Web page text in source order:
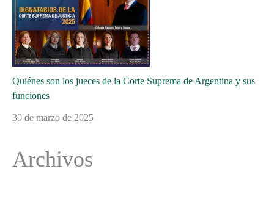
Quiénes son los jueces de la Corte Suprema de Argentina y sus
funciones
30 de marzo de 2025
Archivos